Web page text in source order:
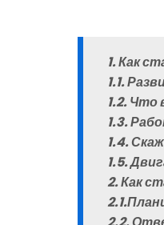
1. Как
1.1.
1.2. Что
1.3.
1.4.
1.5.
2. Как